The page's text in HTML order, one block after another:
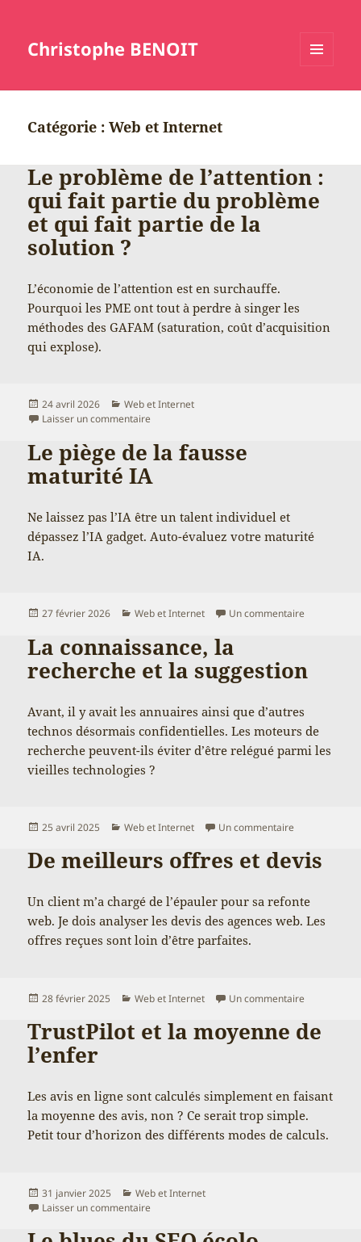
Christophe BENOIT
Catégorie :Web et Internet
Le problème de l’attention :
qui fait partie du problème
et qui fait partie de la
solution ?
L’économie de l’attention est en surchauffe.
Pourquoi les PME ont tout à perdre à singer les
méthodes des GAFAM (saturation, coût d’acquisition
qui explose).
Publié
le
24 avril 2026 Catégories
Web et Internet
Laisser un commentairesur Le problème de l’attention : qui fait partie
Le piège de la fausse
maturité IA
Ne laissez pas l’IA être un talent individuel et
dépassez l’IA gadget. Auto-évaluez votre maturité
IA.
Publié
27 février 2026 Catégories
Web et Internet Un commentairesur Le
La connaissance, la
recherche et la suggestion
Avant, il y avait les annuaires ainsi que d’autres
technos désormais confidentielles. Les moteurs de
recherche peuvent-ils éviter d’être relégué parmi les
vieilles technologies ?
Publié
25 avril 2025 Catégories
Web et Internet Un commentairesur La
De meilleurs offres et devis
Un client m’a chargé de l’épauler pour sa refonte
web. Je dois analyser les devis des agences web. Les
offres reçues sont loin d’être parfaites.
Publié
28 février 2025 Catégories
Web et Internet Un commentairesur De
TrustPilot et la moyenne de
l’enfer
Les avis en ligne sont calculés simplement en faisant
la moyenne des avis, non ? Ce serait trop simple.
Petit tour d’horizon des différents modes de calculs.
Publié
le
31 janvier 2025 Catégories
Web et Internet
Laisser un commentairesur TrustPilot et la moyenne de l’enfer